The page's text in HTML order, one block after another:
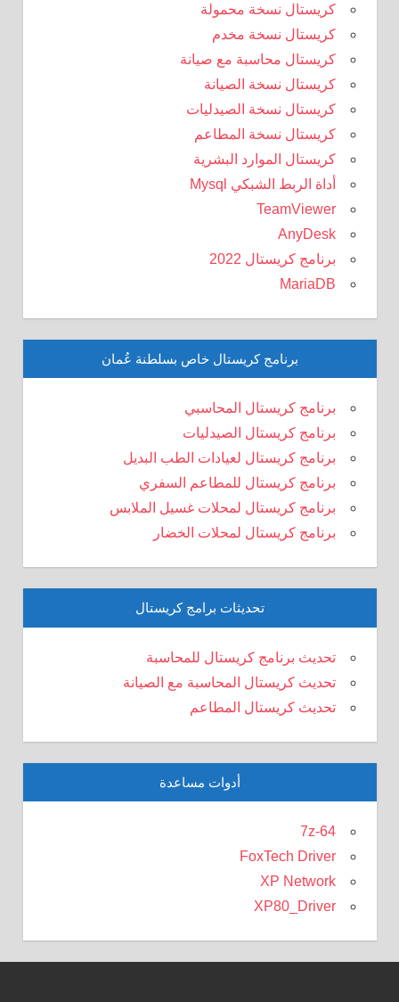
كريستال نسخة محمولة
كريستال نسخة مخدم
كريستال محاسبة مع صيانة
كريستال نسخة الصيانة
كريستال نسخة الصيدليات
كريستال نسخة المطاعم
كريستال الموارد البشرية
أداة الربط الشبكي Mysql
TeamViewer
AnyDesk
برنامج كريستال 2022
MariaDB
برنامج كريستال خاص بسلطنة عُمان
برنامج كريستال المحاسبي
برنامج كريستال الصيدليات
برنامج كريستال لعيادات الطب البديل
برنامج كريستال للمطاعم السفري
برنامج كريستال لمحلات غسيل الملابس
برنامج كريستال لمحلات الخضار
تحديثات برامج كريستال
تحديث برنامج كريستال للمحاسبة
تحديث كريستال المحاسبة مع الصيانة
تحديث كريستال المطاعم
أدوات مساعدة
7z-64
FoxTech Driver
XP Network
XP80_Driver